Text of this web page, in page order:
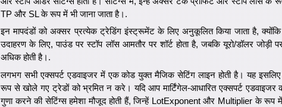
TP और SL के रूप में भी जाना जाता है।.
इन मापदंडों को अक्सर प्रत्येक ट्रेडिंग इंस्ट्रूमेंट के लिए अनुकूलित किया जाता है, क्योंकि
उदाहरण के लिए, पाउंड पर स्टॉप लॉस आमतौर पर शॉर्ट होता है, जबकि यूरो/डॉलर जोड़ी
अधिक होती है।.
लगभग सभी एक्सपर्ट एडवाइजर में एक कोड युक्त मैजिक सेटिंग लाइन होती है। यह
रूप से खोले गए ट्रेडों को भ्रमित न करे। यदि आप मार्टिंगेल-आधारित एक्सपर्ट एडवाइजर
गुणा करने की सेटिंग्स हमेशा मौजूद होती हैं, जिन्हें LotExponent और Multiplier के रूप में